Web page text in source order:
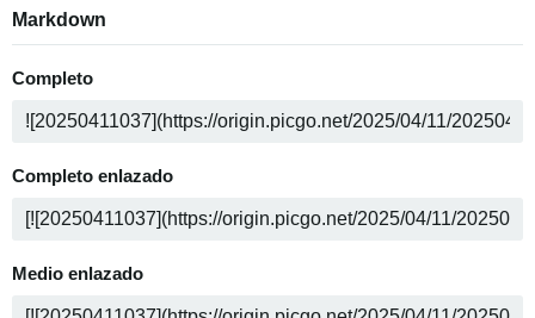
Markdown
Completo
Completo enlazado
Medio enlazado